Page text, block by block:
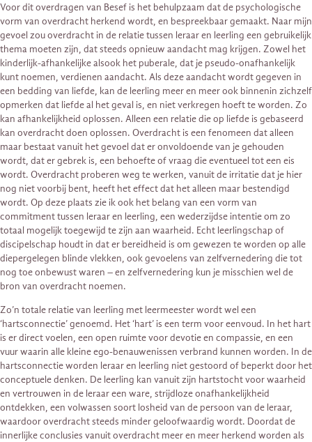
Voor dit overdragen van Besef is het behulpzaam dat de psychologische
vorm van overdracht herkend wordt, en bespreekbaar gemaakt. Naar mijn
gevoel zou overdracht in de relatie tussen leraar en leerling een gebruikelijk
thema moeten zijn, dat steeds opnieuw aandacht mag krijgen. Zowel het
kinderlijk-afhankelijke alsook het puberale, dat je pseudo-onafhankelijk
kunt noemen, verdienen aandacht. Als deze aandacht wordt gegeven in
een bedding van liefde, kan de leerling meer en meer ook binnenin zichzelf
opmerken dat liefde al het geval is, en niet verkregen hoeft te worden. Zo
kan afhankelijkheid oplossen. Alleen een relatie die op liefde is gebaseerd
kan overdracht doen oplossen. Overdracht is een fenomeen dat alleen
maar bestaat vanuit het gevoel dat er onvoldoende van je gehouden
wordt, dat er gebrek is, een behoefte of vraag die eventueel tot een eis
wordt. Overdracht proberen weg te werken, vanuit de irritatie dat je hier
nog niet voorbij bent, heeft het effect dat het alleen maar bestendigd
wordt. Op deze plaats zie ik ook het belang van een vorm van
commitment tussen leraar en leerling, een wederzijdse intentie om zo
totaal mogelijk toegewijd te zijn aan waarheid. Echt leerlingschap of
discipelschap houdt in dat er bereidheid is om gewezen te worden op alle
diepergelegen blinde vlekken, ook gevoelens van zelfvernedering die tot
nog toe onbewust waren – en zelfvernedering kun je misschien wel de
bron van overdracht noemen.
Zo’n totale relatie van leerling met leermeester wordt wel een
‘hartsconnectie’ genoemd. Het ‘hart’ is een term voor eenvoud. In het hart
is er direct voelen, een open ruimte voor devotie en compassie, en een
vuur waarin alle kleine ego-benauwenissen verbrand kunnen worden. In de
hartsconnectie worden leraar en leerling niet gestoord of beperkt door het
conceptuele denken. De leerling kan vanuit zijn hartstocht voor waarheid
en vertrouwen in de leraar een ware, strijdloze onafhankelijkheid
ontdekken, een volwassen soort losheid van de persoon van de leraar,
waardoor overdracht steeds minder geloofwaardig wordt. Doordat de
innerlijke conclusies vanuit overdracht meer en meer herkend worden als